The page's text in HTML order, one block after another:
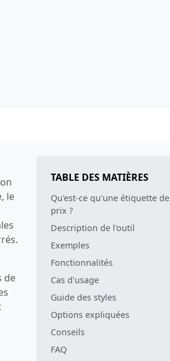
le
de
TABLE DES MATIÈRES
Qu'est-ce qu'une étiquette de
prix ?
Description de l'outil
Exemples
Fonctionnalités
Cas d'usage
Guide des styles
Options expliquées
Conseils
FAQ